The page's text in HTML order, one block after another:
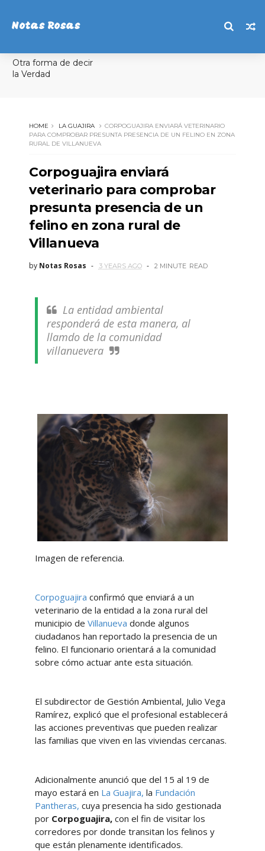
Notas Rosas
Otra forma de decir
la Verdad
HOME LA GUAJIRA
CORPOGUAJIRA ENVIARÁ VETERINARIO
PARA COMPROBAR PRESUNTA PRESENCIA DE UN FELINO EN ZONA
RURAL DE VILLANUEVA
Corpoguajira enviará
veterinario para comprobar
presunta presencia de un
felino en zona rural de
Villanueva
by Notas Rosas 3 YEARS AGO 2 MINUTE READ
La entidad ambiental
responderá de esta manera, al
llamdo de la comunidad
villanuevera
Imagen de referencia.
Corpoguajira confirmó que enviará a un
veterinario de la entidad a la zona rural del
municipio de Villanueva donde algunos
ciudadanos han reportado la presencia de un
felino. El funcionario orientará a la comunidad
sobre cómo actuar ante esta situación.
El subdirector de Gestión Ambiental, Julio Vega
Ramírez, explicó que el profesional establecerá
las acciones preventivas que pueden realizar
las familias que viven en las viviendas cercanas.
Adicionalmente anunció que del 15 al 19 de
mayo estará en La Guajira, la Fundación
Pantheras, cuya presencia ha sido gestionada
por Corpoguajira,con el fin de visitar los
corredores por donde transitan los felinos y
que están plenamente identificados.